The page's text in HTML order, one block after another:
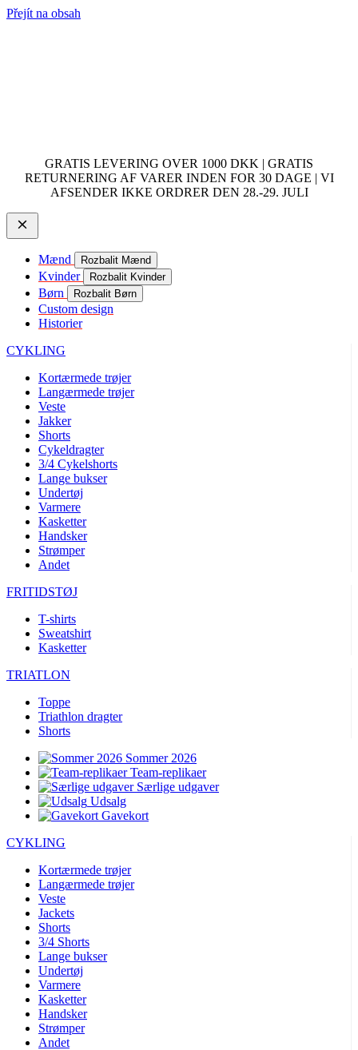
Přejít na obsah
GRATIS LEVERING OVER 1000 DKK | GRATIS
RETURNERING AF VARER INDEN FOR 30 DAGE | VI
AFSENDER IKKE ORDRER DEN 28.-29. JULI
Mænd Rozbalit Mænd
Kvinder Rozbalit Kvinder
Børn Rozbalit Børn
Custom design
Historier
CYKLING
Kortærmede trøjer
Langærmede trøjer
Veste
Jakker
Shorts
Cykeldragter
3/4 Cykelshorts
Lange bukser
Undertøj
Varmere
Kasketter
Handsker
Strømper
Andet
FRITIDSTØJ
T-shirts
Sweatshirt
Kasketter
TRIATLON
Toppe
Triathlon dragter
Shorts
Sommer 2026
Team-replikaer
Særlige udgaver
Udsalg
Gavekort
CYKLING
Kortærmede trøjer
Langærmede trøjer
Veste
Jackets
Shorts
3/4 Shorts
Lange bukser
Undertøj
Varmere
Kasketter
Handsker
Strømper
Andet